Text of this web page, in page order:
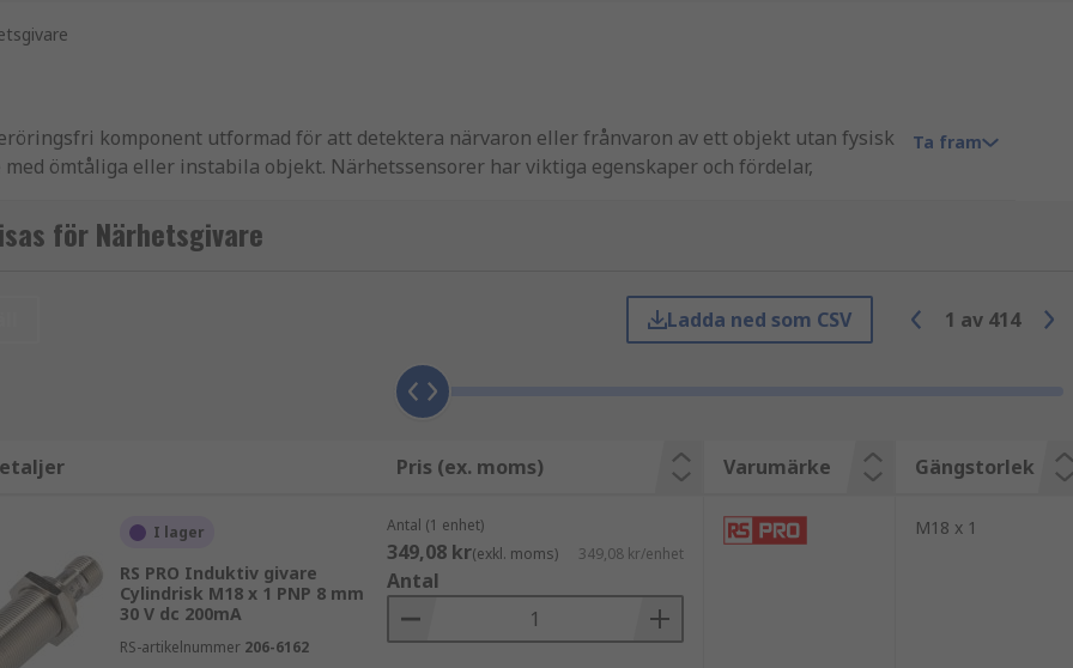
komponent utformad för att detektera närvaron eller frånvaron av ett objekt utan fysisk
ömtåliga eller instabila objekt. Närhetssensorer har viktiga egenskaper och fördelar,
och snabbare responstider jämfört med kontaktorer. Du kan läsa mer i vår användbara
applikationer. De fungerar baserat på en universell arbetsprincip och överför data om
objektet är inom sensorns räckvidd. Här är några vanliga typer:
består av passiva infraröda sensorer (PIR) och aktiva infraröda sensorer. PIR-sensorer
lins, som detekterar förändringar i signalen mellan dem. Aktiva IR-sensorer använder
genererar ett elektromagnetiskt fält genom en oscillerande krets. Alla järnhaltiga
och järn, utlöser en förändring i oscillationen, vilket indikerar dess närvaro.
kan detektera olika former och material, även genom icke-metalliska väggar. De är lämpliga för
i uppgifter på nära håll som nivådetektering och övervakning.
sänder ut och tar emot högfrekventa ljudvågor som kan reflekteras eller absorberas av objekt
höghastighetsmätningar och mätningar på långt avstånd, såsom vindhastighet, vätskenivå
Ta fram
för Närhetsgivare
Ladda ned som CSV 1 av 414
Pris (ex. moms) Varumärke Gängstorlek
I lager
RS PRO Induktiv givare
Cylindrisk M18 x 1 PNP 8 mm
30 V dc 200mA
RS-artikelnummer 206-6162
Antal (1 enhet)
349,08 kr(exkl. moms) 349,08 kr/enhet
Antal
M18 x 1